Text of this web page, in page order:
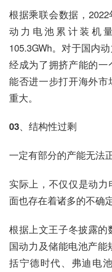
根据乘联会数据，
动力电池累计装机
105.3GWh。对于国内
经成为了拥挤产能的一
能否进一步打开海外
重大。
03、 结构性过剩
一定有部分的产能无法
实际上，不仅仅是动
面也存在着诸多的不确定
根据上文王子冬披露的
国动力及储能电池产能
括宁德时代、弗迪电